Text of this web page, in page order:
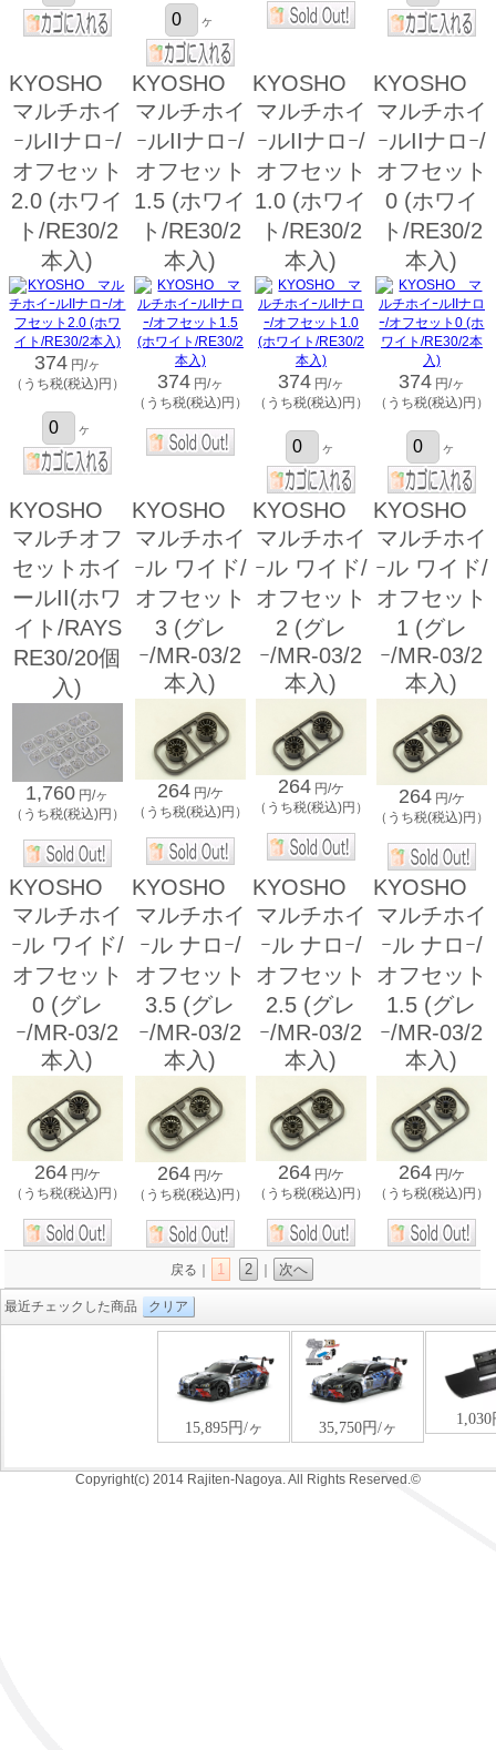
ヶ
KYOSHO
マルチホイ
ｰルIIナロｰ/
オフセット
2.0 (ホワイ
ト/RE30/2
本入)
374 円/ヶ
（うち税(税込)円）
ヶ
KYOSHO
マルチホイ
ｰルIIナロｰ/
オフセット
1.5 (ホワイ
ト/RE30/2
本入)
374 円/ヶ
（うち税(税込)円）
KYOSHO
マルチホイ
ｰルIIナロｰ/
オフセット
1.0 (ホワイ
ト/RE30/2
本入)
374 円/ヶ
（うち税(税込)円）
ヶ
KYOSHO
マルチホイ
ｰルIIナロｰ/
オフセット
0 (ホワイ
ト/RE30/2
本入)
374 円/ヶ
（うち税(税込)円）
ヶ
KYOSHO
マルチオフ
セットホイ
ールII(ホワ
イト/RAYS
RE30/20個
入)
1,760 円/ヶ
（うち税(税込)円）
KYOSHO
マルチホイ
ｰル ワイド/
オフセット
3 (グレ
ｰ/MR-03/2
本入)
264 円/ケ
（うち税(税込)円）
KYOSHO
マルチホイ
ｰル ワイド/
オフセット
2 (グレ
ｰ/MR-03/2
本入)
264 円/ケ
（うち税(税込)円）
KYOSHO
マルチホイ
ｰル ワイド/
オフセット
1 (グレ
ｰ/MR-03/2
本入)
264 円/ケ
（うち税(税込)円）
KYOSHO
マルチホイ
ｰル ワイド/
オフセット
0 (グレ
ｰ/MR-03/2
本入)
264 円/ケ
（うち税(税込)円）
KYOSHO
マルチホイ
ｰル ナロｰ/
オフセット
3.5 (グレ
ｰ/MR-03/2
本入)
264 円/ケ
（うち税(税込)円）
KYOSHO
マルチホイ
ｰル ナロｰ/
オフセット
2.5 (グレ
ｰ/MR-03/2
本入)
264 円/ケ
（うち税(税込)円）
KYOSHO
マルチホイ
ｰル ナロｰ/
オフセット
1.5 (グレ
ｰ/MR-03/2
本入)
264 円/ケ
（うち税(税込)円）
戻る｜ 1 2 次へ
最近チェックした商品 クリア
Copyright(c) 2014 Rajiten-Nagoya. All Rights Reserved.©